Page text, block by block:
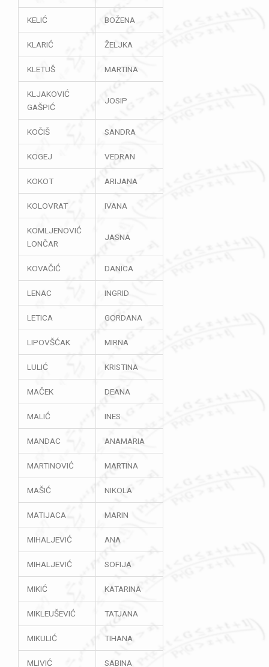
KELIĆ BOŽENA
KLARIĆ ŽELJKA
KLETUŠ MARTINA
KLJAKOVIĆ
GAŠPIĆ
JOSIP
KOČIŠ SANDRA
KOGEJ VEDRAN
KOKOT ARIJANA
KOLOVRAT IVANA
KOMLJENOVIĆ
LONČAR
JASNA
KOVAČIĆ DANICA
LENAC INGRID
LETICA GORDANA
LIPOVŠĆAK MIRNA
LULIĆ KRISTINA
MAČEK DEANA
MALIĆ INES
MANDAC ANAMARIA
MARTINOVIĆ MARTINA
MAŠIĆ NIKOLA
MATIJACA MARIN
MIHALJEVIĆ ANA
MIHALJEVIĆ SOFIJA
MIKIĆ KATARINA
MIKLEUŠEVIĆ TATJANA
MIKULIĆ TIHANA
MLIVIĆ SABINA